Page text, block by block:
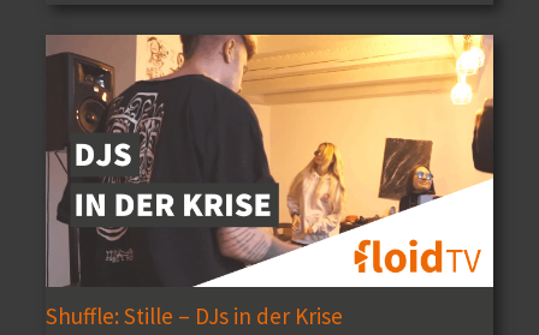
Shuffle: Stille – DJs in der Krise